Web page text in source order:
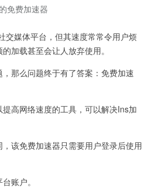
免费加速器
媒体平台，但其速度常常令用户烦
加载甚至会让人放弃使用。
那么问题终于有了答案：免费加速
高网络速度的工具，可以解决Ins加
该免费加速器只需要用户登录后使用
账户。